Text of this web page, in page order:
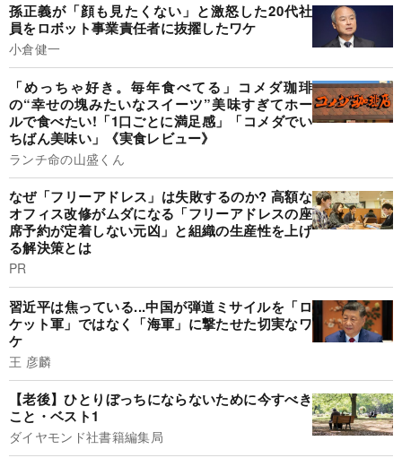
孫正義が「顔も見たくない」と激怒した20代社
員をロボット事業責任者に抜擢したワケ
小倉健一
「めっちゃ好き。毎年食べてる」コメダ珈琲
の“幸せの塊みたいなスイーツ”美味すぎてホー
ルで食べたい!「1口ごとに満足感」「コメダでい
ちばん美味い」《実食レビュー》
ランチ命の山盛くん
なぜ「フリーアドレス」は失敗するのか? 高額な
オフィス改修がムダになる「フリーアドレスの座
席予約が定着しない元凶」と組織の生産性を上げ
る解決策とは
PR
習近平は焦っている...中国が弾道ミサイルを「ロ
ケット軍」ではなく「海軍」に撃たせた切実なワ
ケ
王 彦麟
【老後】ひとりぼっちにならないために今すべき
こと・ベスト1
ダイヤモンド社書籍編集局